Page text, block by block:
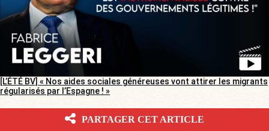
[L’ÉTÉ BV] « Nos aides sociales généreuses vont attirer les migrants
régularisés par l’Espagne ! »
LA CARTE INTERACTIVEPARTAGER CET ARTICLE